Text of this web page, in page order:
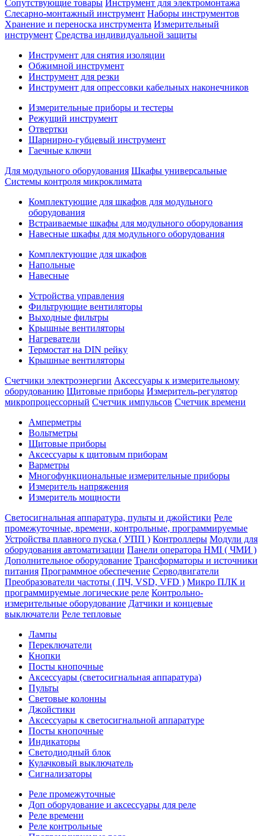
Сопутствующие товары Инструмент для электромонтажа
Слесарно-монтажный инструмент Наборы инструментов
Хранение и переноска инструмента Измерительный
инструмент Средства индивидуальной защиты
Инструмент для снятия изоляции
Обжимной инструмент
Инструмент для резки
Инструмент для опрессовки кабельных наконечников
Измерительные приборы и тестеры
Режущий инструмент
Отвертки
Шарнирно-губцевый инструмент
Гаечные ключи
Для модульного оборудования Шкафы универсальные
Системы контроля микроклимата
Комплектующие для шкафов для модульного
оборудования
Встраиваемые шкафы для модульного оборудования
Навесные шкафы для модульного оборудования
Комплектующие для шкафов
Напольные
Навесные
Устройства управления
Фильтрующие вентиляторы
Выходные фильтры
Крышные вентиляторы
Нагреватели
Термостат на DIN рейку
Крышные вентиляторы
Счетчики электроэнергии Аксессуары к измерительному
оборудованию Щитовые приборы Измеритель-регулятор
микропроцессорный Счетчик импульсов Счетчик времени
Амперметры
Вольтметры
Щитовые приборы
Аксессуары к щитовым приборам
Варметры
Многофункциональные измерительные приборы
Измеритель напряжения
Измеритель мощности
Светосигнальная аппаратура, пульты и джойстики Реле
промежуточные, времени, контрольные, программируемые
Устройства плавного пуска ( УПП ) Контроллеры Модули для
оборудования автоматизации Панели оператора HMI ( ЧМИ )
Дополнительное оборудование Транcформаторы и источники
питания Программное обеспечение Серводвигатели
Преобразователи частоты ( ПЧ, VSD, VFD ) Микро ПЛК и
программируемые логические реле Контрольно-
измерительные оборудование Датчики и концевые
выключатели Реле тепловые
Лампы
Переключатели
Кнопки
Посты кнопочные
Аксессуары (светосигнальная аппаратура)
Пульты
Световые колонны
Джойстики
Аксессуары к светосигнальной аппаратуре
Посты кнопочные
Индикаторы
Светодиодный блок
Кулачковый выключатель
Сигнализаторы
Реле промежуточные
Доп оборудование и аксессуары для реле
Реле времени
Реле контрольные